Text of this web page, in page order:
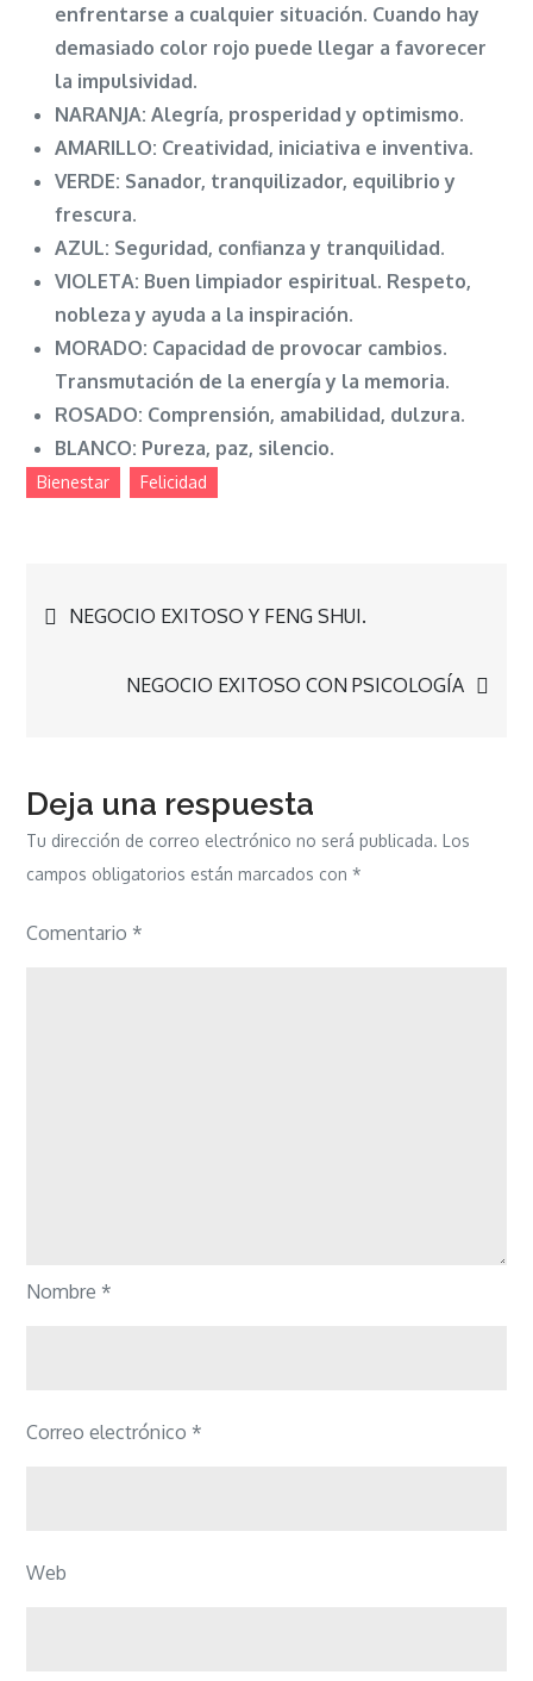
enfrentarse a cualquier situación. Cuando hay
demasiado color rojo puede llegar a favorecer
la impulsividad.
NARANJA:Alegría, prosperidad y optimismo.
AMARILLO: Creatividad, iniciativa e inventiva.
VERDE: Sanador, tranquilizador, equilibrio y
frescura.
AZUL: Seguridad, confianza y tranquilidad.
VIOLETA: Buen limpiador espiritual. Respeto,
nobleza y ayuda a la inspiración.
MORADO: Capacidad de provocar cambios.
Transmutación de la energía y la memoria.
ROSADO: Comprensión, amabilidad, dulzura.
BLANCO: Pureza, paz, silencio.
Bienestar Felicidad
Navegación
NEGOCIO EXITOSO Y FENG SHUI.
NEGOCIO EXITOSO CON PSICOLOGÍA
Deja una respuesta
Tu dirección de correo electrónico no será publicada. Los
campos obligatorios están marcados con*
Comentario *
Nombre *
Correo electrónico *
Web